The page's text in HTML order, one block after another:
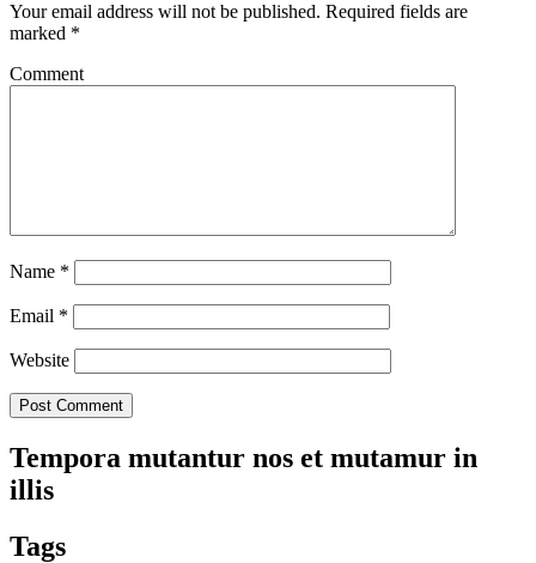
Your email address will not be published. Required fields are
marked *
Comment
Name *
Email *
Website
Tempora mutantur nos et mutamur in
illis
Tags